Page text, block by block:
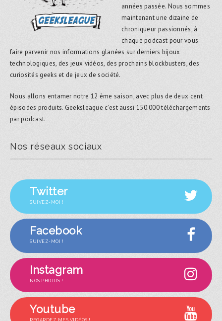
années passée. Nous sommes
maintenant une dizaine de
chroniqueur passionnés, à
chaque podcast pour vous
faire parvenir nos informations glanées sur derniers bijoux
technologiques, des jeux vidéos, des prochains blockbusters, des
curiosités geeks et de jeux de société.
Nous allons entamer notre 12 ème saison, avec plus de deux cent
épisodes produits. Geeksleague c’est aussi 150.000 téléchargements
par podcast.
Nos réseaux sociaux
Twitter
SUIVEZ-MOI !
Facebook
SUIVEZ-MOI !
Instagram
NOS PHOTOS !
Youtube
REGARDEZ MES VIDÉOS !